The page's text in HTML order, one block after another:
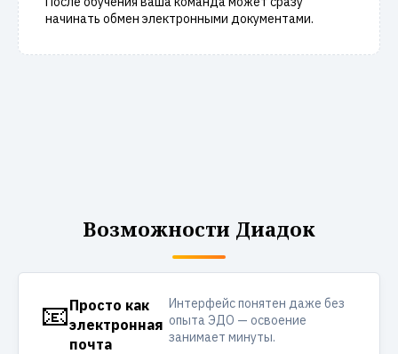
начинать обмен электронными документами.
Возможности Диадок
📧Просто как
электронная
почта
Интерфейс понятен даже без
опыта ЭДО — освоение
занимает минуты.